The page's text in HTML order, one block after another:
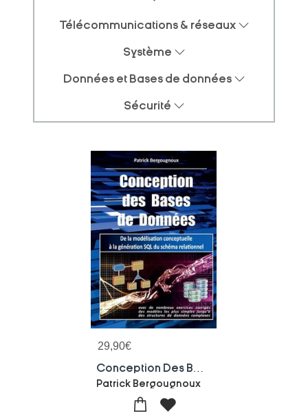
Télécommunications & réseaux
Système
Données et Bases de données
Sécurité
29,90€
Patrick Bergougnoux